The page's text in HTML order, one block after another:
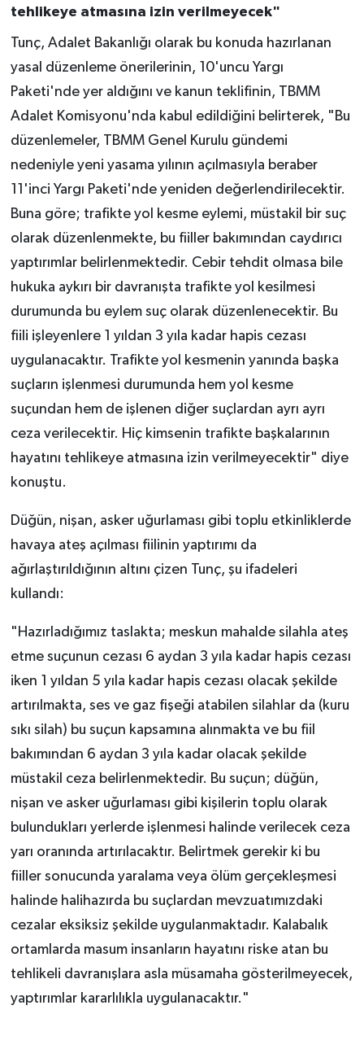
tehlikeye atmasına izin verilmeyecek"
Tunç, Adalet Bakanlığı olarak bu konuda hazırlanan
yasal düzenleme önerilerinin, 10'uncu Yargı
Paketi'nde yer aldığını ve kanun teklifinin, TBMM
Adalet Komisyonu'nda kabul edildiğini belirterek, "Bu
düzenlemeler, TBMM Genel Kurulu gündemi
nedeniyle yeni yasama yılının açılmasıyla beraber
11'inci Yargı Paketi'nde yeniden değerlendirilecektir.
Buna göre; trafikte yol kesme eylemi, müstakil bir suç
olarak düzenlenmekte, bu fiiller bakımından caydırıcı
yaptırımlar belirlenmektedir. Cebir tehdit olmasa bile
hukuka aykırı bir davranışta trafikte yol kesilmesi
durumunda bu eylem suç olarak düzenlenecektir. Bu
fiili işleyenlere 1 yıldan 3 yıla kadar hapis cezası
uygulanacaktır. Trafikte yol kesmenin yanında başka
suçların işlenmesi durumunda hem yol kesme
suçundan hem de işlenen diğer suçlardan ayrı ayrı
ceza verilecektir. Hiç kimsenin trafikte başkalarının
hayatını tehlikeye atmasına izin verilmeyecektir" diye
konuştu.
Düğün, nişan, asker uğurlaması gibi toplu etkinliklerde
havaya ateş açılması fiilinin yaptırımı da
ağırlaştırıldığının altını çizen Tunç, şu ifadeleri
kullandı:
"Hazırladığımız taslakta; meskun mahalde silahla ateş
etme suçunun cezası 6 aydan 3 yıla kadar hapis cezası
iken 1 yıldan 5 yıla kadar hapis cezası olacak şekilde
artırılmakta, ses ve gaz fişeği atabilen silahlar da (kuru
sıkı silah) bu suçun kapsamına alınmakta ve bu fiil
bakımından 6 aydan 3 yıla kadar olacak şekilde
müstakil ceza belirlenmektedir. Bu suçun; düğün,
nişan ve asker uğurlaması gibi kişilerin toplu olarak
bulundukları yerlerde işlenmesi halinde verilecek ceza
yarı oranında artırılacaktır. Belirtmek gerekir ki bu
fiiller sonucunda yaralama veya ölüm gerçekleşmesi
halinde halihazırda bu suçlardan mevzuatımızdaki
cezalar eksiksiz şekilde uygulanmaktadır. Kalabalık
ortamlarda masum insanların hayatını riske atan bu
tehlikeli davranışlara asla müsamaha gösterilmeyecek,
yaptırımlar kararlılıkla uygulanacaktır."